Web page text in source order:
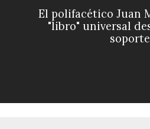
El polifacético Juan
"libro" universal